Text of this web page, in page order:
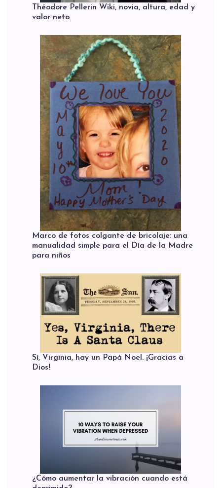
Théodore Pellerin Wiki, novia, altura, edad y
valor neto
Marco de fotos colgante de bricolaje: una
manualidad simple para el Día de la Madre
para niños
Sí, Virginia, hay un Papá Noel. ¡Gracias a
Dios!
¿Cómo aumentar la vibración cuando está